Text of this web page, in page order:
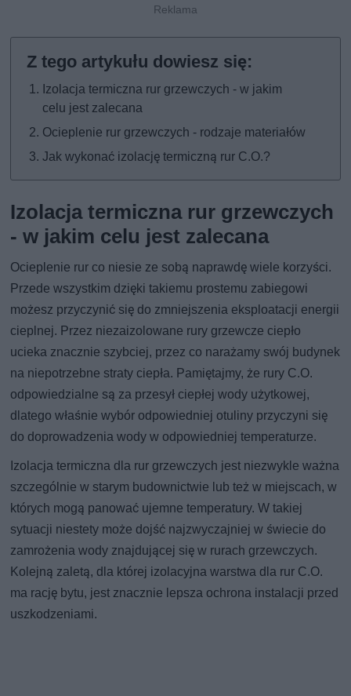
Izolacja termiczna rur grzewczych - w jakim
celu jest zalecana
Ocieplenie rur grzewczych - rodzaje materiałów
Jak wykonać izolację termiczną rur C.O.?
Izolacja termiczna rur grzewczych
- w jakim celu jest zalecana
Ocieplenie rur co niesie ze sobą naprawdę wiele korzyści.
Przede wszystkim dzięki takiemu prostemu zabiegowi
możesz przyczynić się do zmniejszenia eksploatacji energii
cieplnej. Przez niezaizolowane rury grzewcze ciepło
ucieka znacznie szybciej, przez co narażamy swój budynek
na niepotrzebne straty ciepła. Pamiętajmy, że rury C.O.
odpowiedzialne są za przesył ciepłej wody użytkowej,
dlatego właśnie wybór odpowiedniej otuliny przyczyni się
do doprowadzenia wody w odpowiedniej temperaturze.
Izolacja termiczna dla rur grzewczych jest niezwykle ważna
szczególnie w starym budownictwie lub też w miejscach, w
których mogą panować ujemne temperatury. W takiej
sytuacji niestety może dojść najzwyczajniej w świecie do
zamrożenia wody znajdującej się w rurach grzewczych.
Kolejną zaletą, dla której izolacyjna warstwa dla rur C.O.
ma rację bytu, jest znacznie lepsza ochrona instalacji przed
uszkodzeniami.